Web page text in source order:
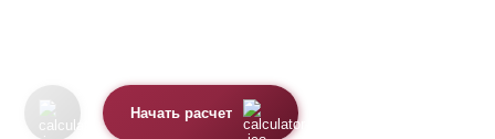
Начать расчет